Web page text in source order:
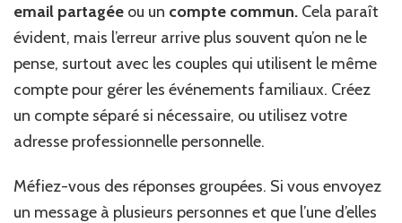
email partagée ou un compte commun. Cela paraît
évident, mais l’erreur arrive plus souvent qu’on ne le
pense, surtout avec les couples qui utilisent le même
compte pour gérer les événements familiaux. Créez
un compte séparé si nécessaire, ou utilisez votre
adresse professionnelle personnelle.
Méfiez-vous des réponses groupées. Si vous envoyez
un message à plusieurs personnes et que l’une d’elles